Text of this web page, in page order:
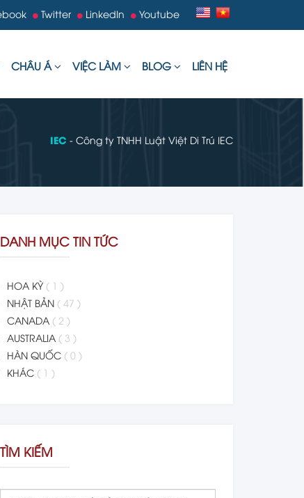
Twitter LinkedIn Youtube
CHÂU Á VIỆC LÀM BLOG LIÊN HỆ
IEC - Công ty TNHH Luật Việt Di Trú IEC
DANH MỤC TIN TỨC
HOA KỲ ( 1 )
NHẬT BẢN ( 47 )
CANADA ( 2 )
AUSTRALIA ( 3 )
HÀN QUỐC ( 0 )
KHÁC ( 1 )
TÌM KIẾM